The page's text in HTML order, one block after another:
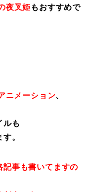
夜叉姫 もおすすめで
ニメーション、
ルも
。
記事も書いてますの